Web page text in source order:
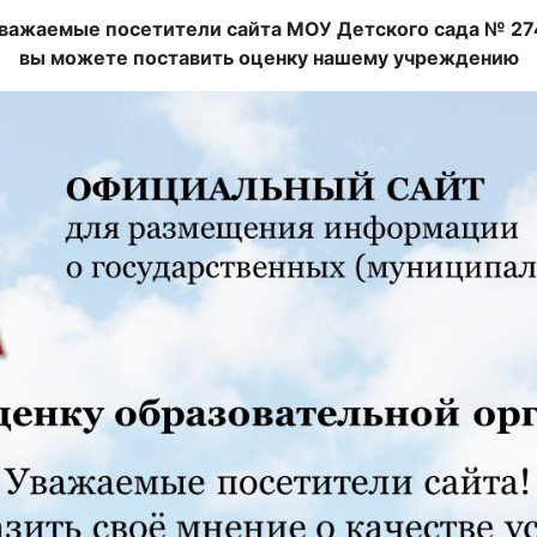
посетители сайта МОУ Детского сада №
вы можете поставить оценку нашему учреждению